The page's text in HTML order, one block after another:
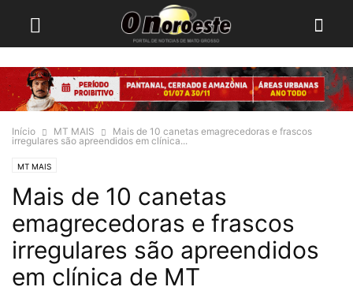
Início MT MAIS
Mais de 10 canetas emagrecedoras e frascos
irregulares são apreendidos em clínica...
MT MAIS
Mais de 10 canetas
emagrecedoras e frascos
irregulares são apreendidos
em clínica de MT